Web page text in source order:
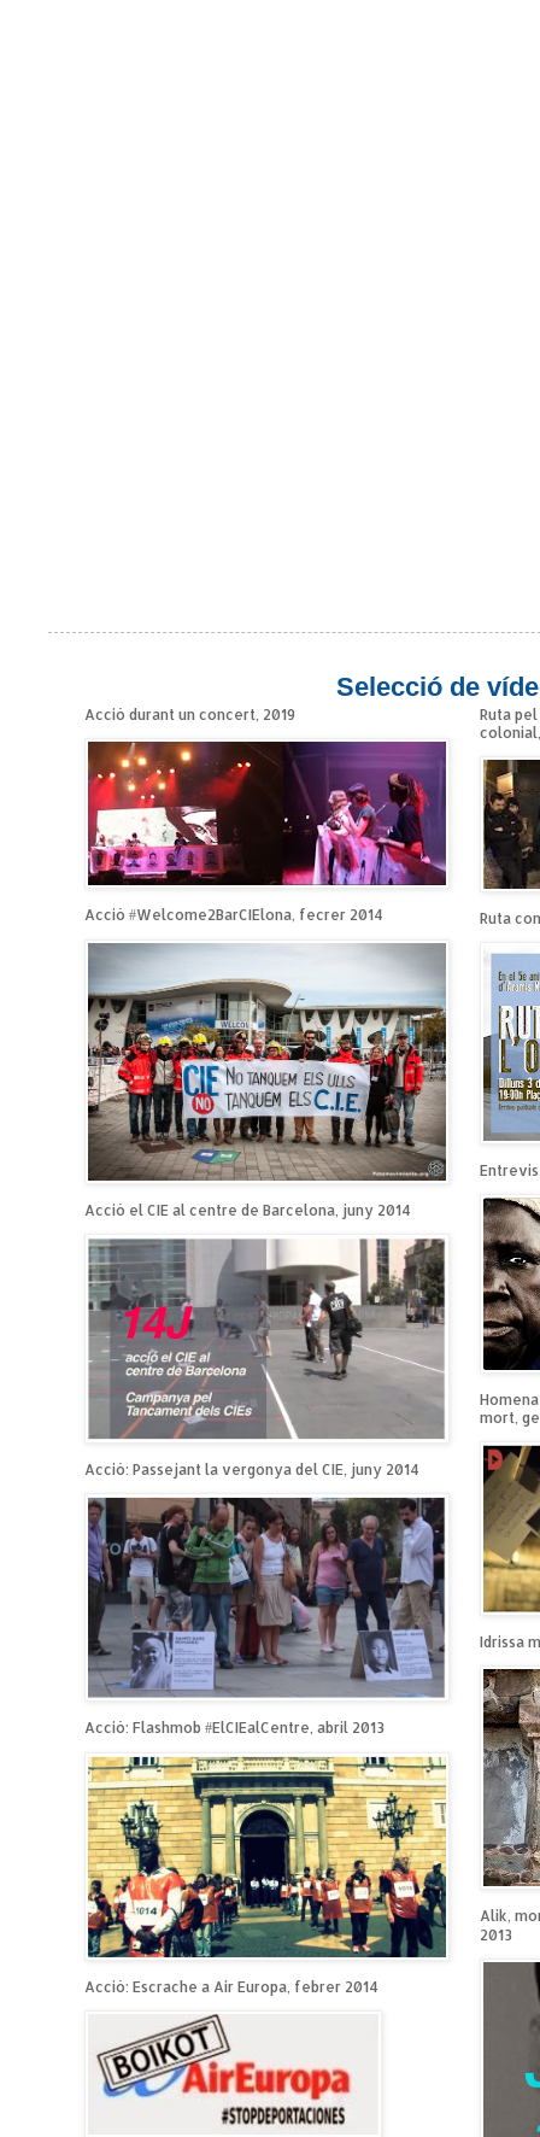
Selecció de
Acció durant un concert, 2019
Acció #Welcome2BarCIElona, fecrer 2014
Acció el CIE al centre de Barcelona, juny 2014
Acció: Passejant la vergonya del CIE, juny 2014
Acció: Flashmob #ElCIEalCentre, abril 2013
Acció: Escrache a Air Europa, febrer 2014
Ruta
Ruta
mort,
Idrissa
Alik,
2013